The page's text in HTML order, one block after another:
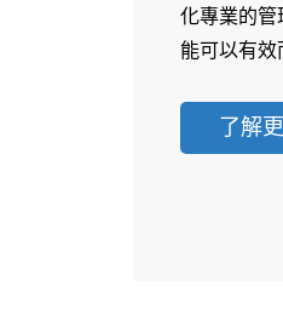
化專業的管
能可以有效
了解